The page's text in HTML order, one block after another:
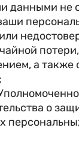
данными
а
о